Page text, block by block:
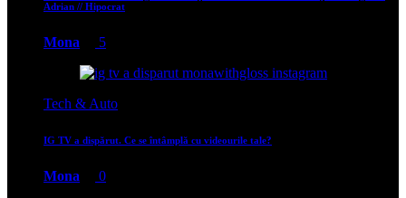
Adrian // Hipocrat
Mona 5
Tech & Auto
IG TV a dispărut. Ce se întâmplă cu videourile tale?
Mona 0